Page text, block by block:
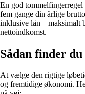
En god
fem gange din årlige
inklusive lån – maksimalt
nettoindkomst.
Sådan finder
At vælge den rigtige
og fremtidige økonomi.